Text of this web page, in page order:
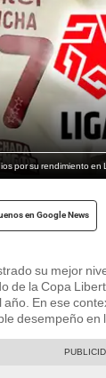
por su rendimiento
en Google News
su mejor
de la Copa
En ese
desempeño en